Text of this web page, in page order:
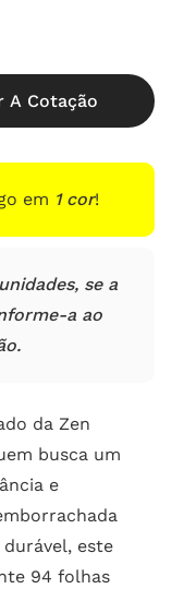
A Cotação
em 1 cor!
se a
a ao
da Zen
busca um
e
este
94 folhas